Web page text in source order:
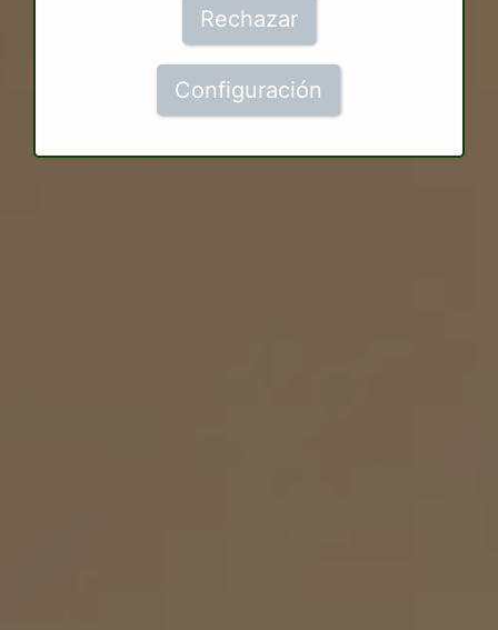
Rechazar
Configuración